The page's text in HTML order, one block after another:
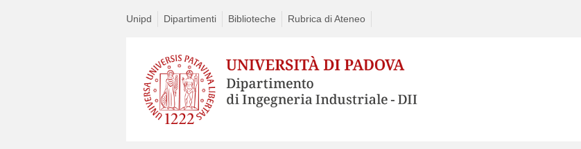
Unipd Dipartimenti Biblioteche Rubrica di Ateneo